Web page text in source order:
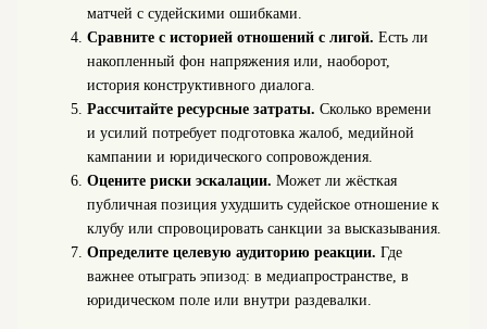
матчей с судейскими ошибками.
Сравните с историей отношений с лигой. Есть ли
накопленный фон напряжения или, наоборот,
история конструктивного диалога.
Рассчитайте ресурсные затраты. Сколько времени
и усилий потребует подготовка жалоб, медийной
кампании и юридического сопровождения.
Оцените риски эскалации. Может ли жёсткая
публичная позиция ухудшить судейское отношение к
клубу или спровоцировать санкции за высказывания.
Определите целевую аудиторию реакции. Где
важнее отыграть эпизод: в медиапространстве, в
юридическом поле или внутри раздевалки.